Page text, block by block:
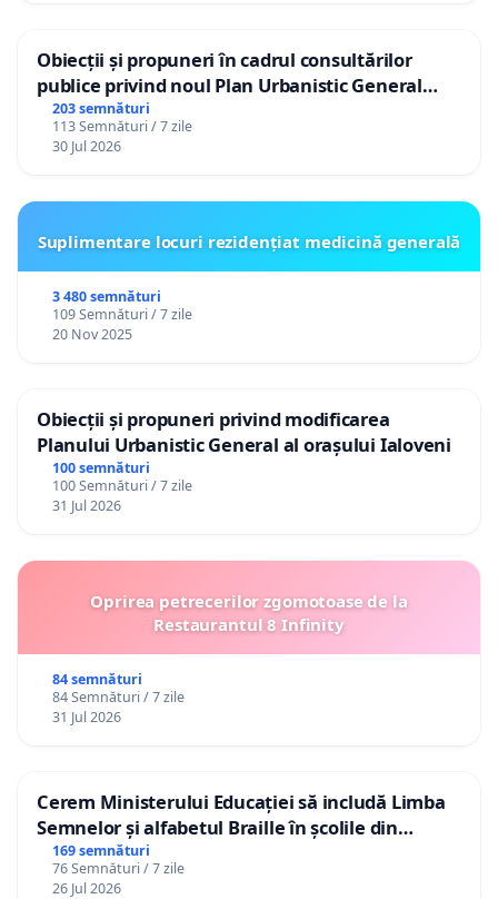
Obiecții și propuneri în cadrul consultărilor
publice privind noul Plan Urbanistic General
(PUG) Ialoveni
203 semnături
113 Semnături / 7 zile
30 Jul 2026
Suplimentare locuri rezidențiat medicină generală
3 480 semnături
109 Semnături / 7 zile
20 Nov 2025
Obiecții și propuneri privind modificarea
Planului Urbanistic General al orașului Ialoveni
100 semnături
100 Semnături / 7 zile
31 Jul 2026
Oprirea petrecerilor zgomotoase de la
Restaurantul 8 Infinity
84 semnături
84 Semnături / 7 zile
31 Jul 2026
Cerem Ministerului Educației să includă Limba
Semnelor și alfabetul Braille în școlile din
Republica Moldova!
169 semnături
76 Semnături / 7 zile
26 Jul 2026